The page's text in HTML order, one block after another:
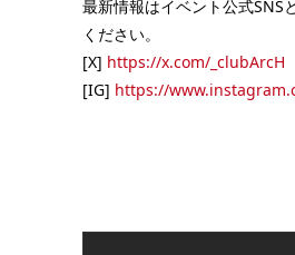
最新情報はイベント公式SNS
ください。
[X] https://x.com/_clubArcH
[IG] https://